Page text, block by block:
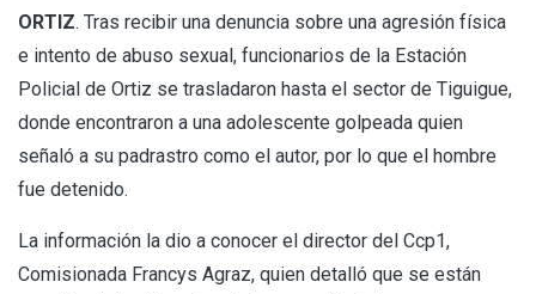
ORTIZ. Tras recibir una denuncia sobre una agresión física
e intento de abuso sexual, funcionarios de la Estación
Policial de Ortiz se trasladaron hasta el sector de Tiguigue,
donde encontraron a una adolescente golpeada quien
señaló a su padrastro como el autor, por lo que el hombre
fue detenido.
La información la dio a conocer el director del Ccp1,
Comisionada Francys Agraz, quien detalló que se están